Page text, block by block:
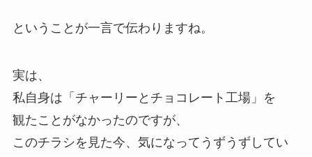
ということが一言で伝わりますね。
実は、
私自身は「チャーリーとチョコレート工場」を
観たことがなかったのですが、
このチラシを見た今、気になってうずうずしてい